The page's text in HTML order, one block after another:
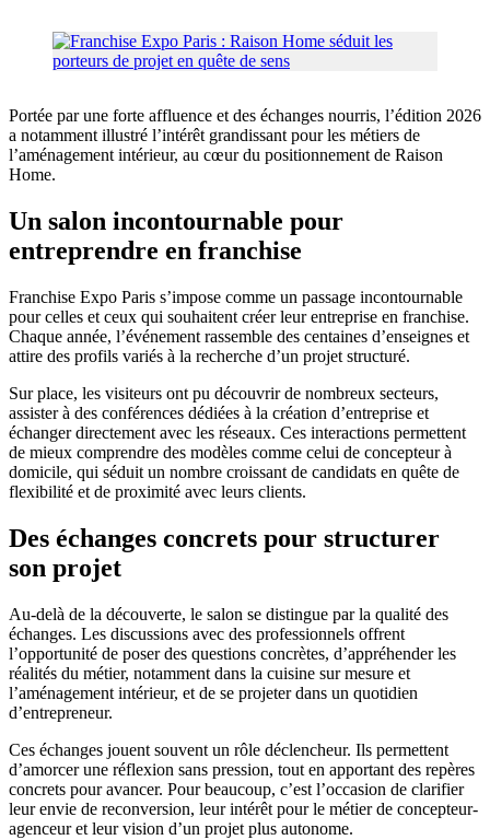
Portée par une forte affluence et des échanges nourris, l’édition 2026
a notamment illustré l’intérêt grandissant pour les métiers de
l’aménagement intérieur, au cœur du positionnement de Raison
Home.
Un salon incontournable pour
entreprendre en franchise
Franchise Expo Paris s’impose comme un passage incontournable
pour celles et ceux qui souhaitent créer leur entreprise en franchise.
Chaque année, l’événement rassemble des centaines d’enseignes et
attire des profils variés à la recherche d’un projet structuré.
Sur place, les visiteurs ont pu découvrir de nombreux secteurs,
assister à des conférences dédiées à la création d’entreprise et
échanger directement avec les réseaux. Ces interactions permettent
de mieux comprendre des modèles comme celui de concepteur à
domicile, qui séduit un nombre croissant de candidats en quête de
flexibilité et de proximité avec leurs clients.
Des échanges concrets pour structurer
son projet
Au-delà de la découverte, le salon se distingue par la qualité des
échanges. Les discussions avec des professionnels offrent
l’opportunité de poser des questions concrètes, d’appréhender les
réalités du métier, notamment dans la cuisine sur mesure et
l’aménagement intérieur, et de se projeter dans un quotidien
d’entrepreneur.
Ces échanges jouent souvent un rôle déclencheur. Ils permettent
d’amorcer une réflexion sans pression, tout en apportant des repères
concrets pour avancer. Pour beaucoup, c’est l’occasion de clarifier
leur envie de reconversion, leur intérêt pour le métier de concepteur-
agenceur et leur vision d’un projet plus autonome.